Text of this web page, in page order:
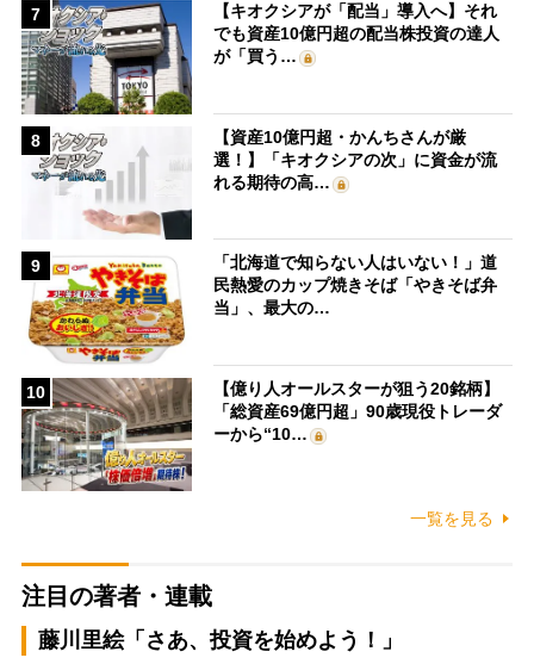
7
【キオクシアが「配当」導入へ】それ
でも資産10億円超の配当株投資の達人
が「買う…
8
【資産10億円超・かんちさんが厳
選！】「キオクシアの次」に資金が流
れる期待の高…
9
「北海道で知らない人はいない！」道
民熱愛のカップ焼きそば「やきそば弁
当」、最大の…
10
【億り人オールスターが狙う20銘柄】
「総資産69億円超」90歳現役トレーダ
ーから“10…
一覧を見る
注目の著者・連載
藤川里絵「さあ、投資を始めよう！」